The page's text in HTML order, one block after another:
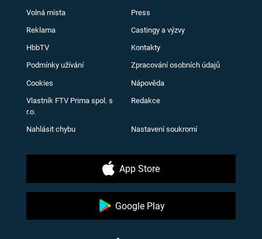
Volná místa Press
Reklama Castingy a výzvy
HbbTV Kontakty
Podmínky užívání Zpracování osobních údajů
Cookies Nápověda
Vlastník FTV Prima spol. s
r.o.
Redakce
Nahlásit chybu Nastavení soukromí
App Store
Google Play